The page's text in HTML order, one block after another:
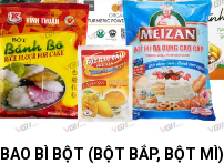
BAO BÌ BỘT (BỘT BẮP, BỘT MÌ)